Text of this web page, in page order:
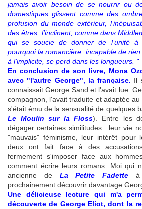
jamais avoir besoin de se nourrir ou
domestiques glissent comme des
profusion du monde extérieur,
des êtres, l’inclinent, comme dans
qui se soucie de donner de l’unité à
pourquoi la romancière, incapable de
à l’implicite, se perd dans les longueurs. "
En conclusion de son livre, Mona
avec "l'autre George", la française. Il
connaissait George Sand et l'avait lue.
compagnon, l'avait traduite et adaptée
s'était ému de la sensualité de quelques
Le Moulin sur la Floss). Entre les
dégager certaines similitudes : leur vie
"mauvais" féminisme, leur intérêt pour
deux ont fait face à des
fermement s'imposer face aux
comment écrire leurs romans. Moi qui
ancienne de La Petite Fadette à
prochainement découvrir davantage
Une délicieuse lecture qui m'a
découverte de George Eliot, dont la